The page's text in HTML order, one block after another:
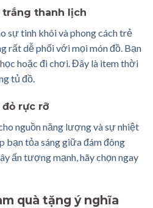
thanh lịch
sự tinh khôi và phong cách trẻ
rất dễ phối với mọi món đồ. Bạn
hoặc đi chơi. Đây là item thời
tủ đồ.
rực rỡ
nguồn năng lượng và sự nhiệt
bạn tỏa sáng giữa đám đông
ấn tượng mạnh, hãy chọn ngay
quà tặng ý nghĩa